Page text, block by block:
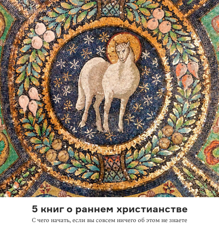
5 книг о раннем христианстве
С чего начать, если вы совсем ничего об этом не знаете